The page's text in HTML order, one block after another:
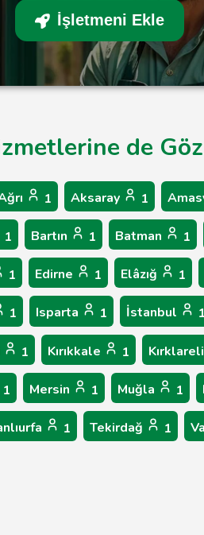
İşletmeni Ekle
de
1 Aksaray 1
1 Bartın 1 Batman 1
1 Edirne 1 Elâzığ 1
1 Isparta 1 İstanbul 1
1 Kırıkkale 1 Kırklareli
1 Mersin 1 Muğla 1
1 Tekirdağ 1